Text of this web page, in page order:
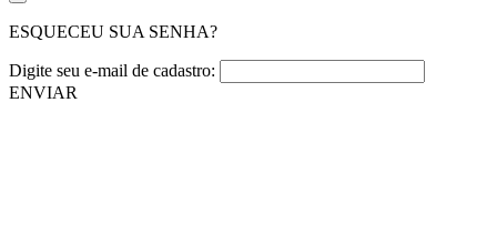
ESQUECEU SUA SENHA?
Digite seu e-mail de cadastro:
ENVIAR